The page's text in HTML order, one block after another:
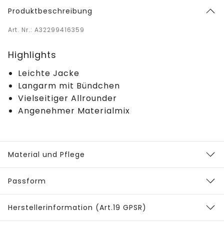
Produktbeschreibung
Art. Nr.: A32299416359
Highlights
Leichte Jacke
Langarm mit Bündchen
Vielseitiger Allrounder
Angenehmer Materialmix
Material und Pflege
Passform
Herstellerinformation (Art.19 GPSR)